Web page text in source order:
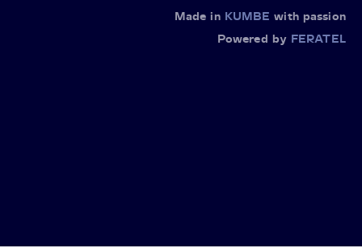
Made in KUMBE with passion
Powered by FERATEL